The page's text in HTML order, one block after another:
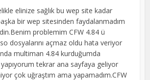
elinize sağlık bu wep site kadar
bir wep sitesinden faydalanmadım
problemim CFW 4.84 ü
dosyalarını açmaz oldu hata veriyor
multiman 4.84 kurduğumda
tekrar ana sayfaya geliyor
çok uğraştım ama yapamadım.CFW